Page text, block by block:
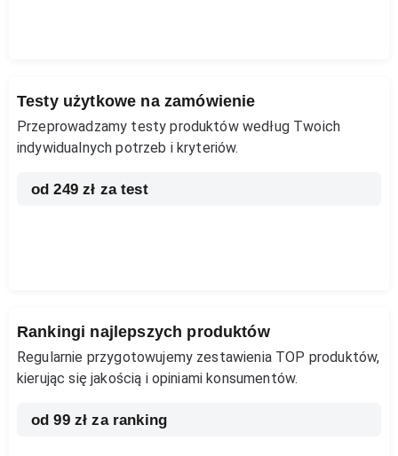
Testy użytkowe na zamówienie
Przeprowadzamy testy produktów według Twoich
indywidualnych potrzeb i kryteriów.
od 249 zł za test
Rankingi najlepszych produktów
Regularnie przygotowujemy zestawienia TOP produktów,
kierując się jakością i opiniami konsumentów.
od 99 zł za ranking